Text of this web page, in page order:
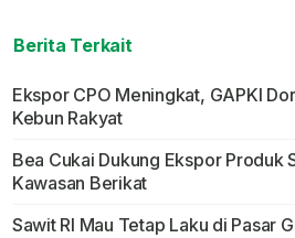
Berita Terkait
Ekspor CPO Meningkat, GAPKI
Kebun Rakyat
Bea Cukai Dukung Ekspor Produk
Kawasan Berikat
Sawit RI Mau Tetap Laku di Pasar